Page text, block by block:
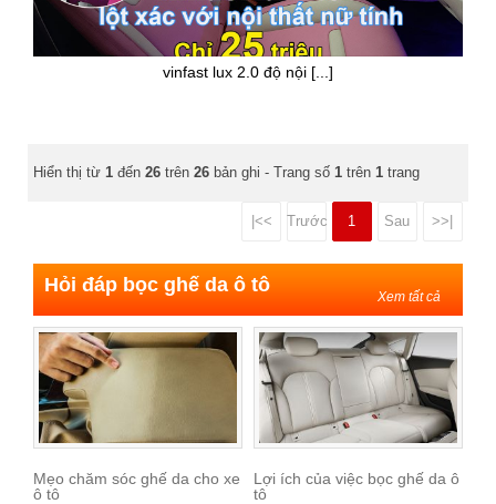
vinfast lux 2.0 độ nội [...]
Hiển thị từ 1 đến 26 trên 26 bản ghi - Trang số 1 trên 1 trang
|<< Trước 1 Sau >>|
Hỏi đáp bọc ghế da ô tô
Xem tất cả
Mẹo chăm sóc ghế da cho xe
ô tô
Lợi ích của việc bọc ghế da ô
tô